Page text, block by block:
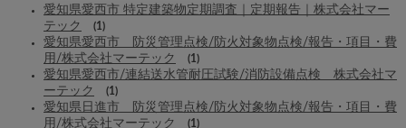
愛知県愛西市 特定建築物定期調査｜定期報告｜株式会社マー
テック
(1)
愛知県愛西市 防災管理点検/防火対象物点検/報告・項目・費
用/株式会社マーテック
(1)
愛知県愛西市/連結送水管耐圧試験/消防設備点検 株式会社マ
ーテック
(1)
愛知県日進市 防災管理点検/防火対象物点検/報告・項目・費
用/株式会社マーテック
(1)